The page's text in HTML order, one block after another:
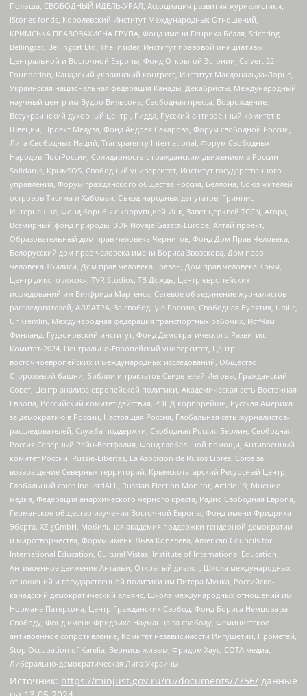
Польша, СВОБОДНЫЙ ИДЕЛЬ-УРАЛ, Ассоциация развития журналистики,
IStories fonds, Королевский Институт Международных Отношений,
КРИМСЬКА ПРАВОЗАХИСНА ГРУПА, Фонд имени Генриха Бёлля, Stichting
Bellingcat, Bellingcat Ltd, The Insider, Институт правовой инициативы
Центральной и Восточной Европы, Фонд Открытой Эстонии, Calvert 22
Foundation, Канадский украинский конгресс, Институт Макдональда-Лорье,
Украинская национальная федерация Канады, Декабристы, Международный
научный центр им Вудро Вильсона, Свободная пресса, Возрождение,
Всеукраинский духовный центр , Риддл, Русский антивоенный комитет в
Швеции, Проект Медуза, Фонд Андрея Сахарова, Форум свободной России,
Лига Свободных Наций, Transparеncy International, Форум Свободных
Народов ПостРоссии, Солидарность с гражданским движением в России –
Solidarus, КрымSOS, Свободный университет, Институт государственного
управления, Форум гражданского общества Россия, Беллона, Союз жителей
островов Тисима и Хабомаи, Съезд народных депутатов, Гринпис
Интернешнл, Фонд борьбы с коррупцией Инк, Завет церквей TCCN, Агора,
Всемирный фонд природы, BDR Novaja Gazeta-Europe, Алтай проект,
Образовательный дом прав человека Чернигов, Фонд Дом Прав Человека,
Белорусский дом прав человека имени Бориса Звозскова, Дом прав
человека Тбилиси, Дом прав человека Ереван, Дом прав человека Крым,
Центр дикого лосося, TVR Studios, ТВ Дождь, Центр европейских
исследований им Вилфрида Мартенса, Сетевое объединение журналистов
расследователей, АЛЛАТРА, За свободную Россию, Свободная Бурятия, Uralic,
UnKremlin, Международная федерация транспортных рабочих, ИстЧам
Финланд, Гудзоновский институт, Фонд Демократического Развития,
Комитет-2024, Центрально-Европейский университет, Центр
восточноевропейских и международных исследований, Общество
Сторожевой башни, Библии и трактатов Свидетелей Иеговы, Гражданский
Совет, Центр анализа европейской политики, Академическая сеть Восточная
Европа, Российский комитет действия, РЭНД корпорейшн, Русская Америка
за демократию в России, Настоящая Россия, Глобальная сеть журналистов-
расследователей, Служба поддержки, Свободная Россия Берлин, Свободная
Россия Северный Рейн-Вестфалия, Фонд глобальной помощи, Антивоенный
комитет России, Russie-Libertes, La Asocicion de Rusos Libres, Союз за
возвращение Северных территорий, Крымскотатарский Ресурсный Центр,
Глобальный союз IndustriALL, Russian Election Monitor, Article 19, Мнение
медиа, Федерация анархического черного креста, Радио Свободная Европа,
Германское общество изучения Восточной Европы, Фонд имени Фридриха
Эберта, XZ gGmbH, Мобильная академия поддержки гендерной демократии
и миротворчества, Форум имени Льва Копелева, American Councils for
International Education, Cultural Vistas, Institute of International Education,
Антивоенное движение Антальи, Открытый диалог, Школа международных
отношений и государственной политики им Питера Мунка, Российско-
канадский демократический альянс, Школа международных отношений им
Нормана Патерсона, Центр Гражданских Свобод, Фонд Бориса Немцова за
Свободу, Фонд имени Фридриха Науманна за свободу, Феминистское
антивоенное сопротивление, Комитет независимости Ингушетии, Прометей,
Stop Occupation of Karelia, Вернись живым, Фридом Хаус, СОТА медиа,
Либерально-демократическая Лига Украины
Источник: https://minjust.gov.ru/ru/documents/7756/ данные